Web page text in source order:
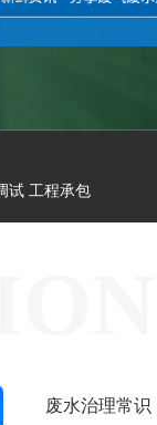
高氨氮污水处理
试 工程承包
废水治理常识